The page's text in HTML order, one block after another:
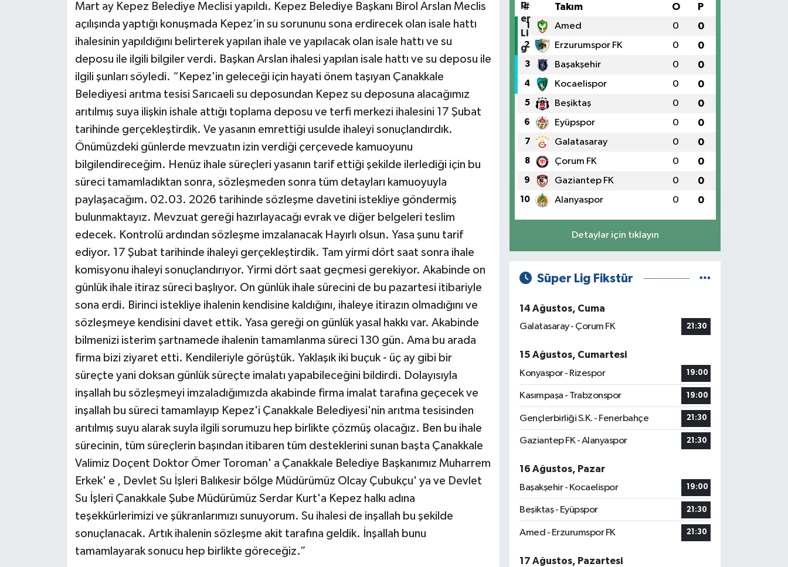
Mart ay Kepez Belediye Meclisi yapıldı. Kepez Belediye Başkanı Birol Arslan Meclis
açılışında yaptığı konuşmada Kepez’in su sorununu sona erdirecek olan isale hattı
ihalesinin yapıldığını belirterek yapılan ihale ve yapılacak olan isale hattı ve su
deposu ile ilgili bilgiler verdi. Başkan Arslan ihalesi yapılan isale hattı ve su deposu ile
ilgili şunları söyledi. “Kepez'in geleceği için hayati önem taşıyan Çanakkale
Belediyesi arıtma tesisi Sarıcaeli su deposundan Kepez su deposuna alacağımız
arıtılmış suya ilişkin ishale attığı toplama deposu ve terfi merkezi ihalesini 17 Şubat
tarihinde gerçekleştirdik. Ve yasanın emrettiği usulde ihaleyi sonuçlandırdık.
Önümüzdeki günlerde mevzuatın izin verdiği çerçevede kamuoyunu
bilgilendireceğim. Henüz ihale süreçleri yasanın tarif ettiği şekilde ilerlediği için bu
süreci tamamladıktan sonra, sözleşmeden sonra tüm detayları kamuoyuyla
paylaşacağım. 02.03. 2026 tarihinde sözleşme davetini istekliye göndermiş
bulunmaktayız. Mevzuat gereği hazırlayacağı evrak ve diğer belgeleri teslim
edecek. Kontrolü ardından sözleşme imzalanacak Hayırlı olsun. Yasa şunu tarif
ediyor. 17 Şubat tarihinde ihaleyi gerçekleştirdik. Tam yirmi dört saat sonra ihale
komisyonu ihaleyi sonuçlandırıyor. Yirmi dört saat geçmesi gerekiyor. Akabinde on
günlük ihale itiraz süreci başlıyor. On günlük ihale sürecini de bu pazartesi itibariyle
sona erdi. Birinci istekliye ihalenin kendisine kaldığını, ihaleye itirazın olmadığını ve
sözleşmeye kendisini davet ettik. Yasa gereği on günlük yasal hakkı var. Akabinde
bilmenizi isterim şartnamede ihalenin tamamlanma süreci 130 gün. Ama bu arada
firma bizi ziyaret etti. Kendileriyle görüştük. Yaklaşık iki buçuk - üç ay gibi bir
süreçte yani doksan günlük süreçte imalatı yapabileceğini bildirdi. Dolayısıyla
inşallah bu sözleşmeyi imzaladığımızda akabinde firma imalat tarafına geçecek ve
inşallah bu süreci tamamlayıp Kepez'i Çanakkale Belediyesi'nin arıtma tesisinden
arıtılmış suyu alarak suyla ilgili sorumuzu hep birlikte çözmüş olacağız. Ben bu ihale
sürecinin, tüm süreçlerin başından itibaren tüm desteklerini sunan başta Çanakkale
Valimiz Doçent Doktor Ömer Toroman' a Çanakkale Belediye Başkanımız Muharrem
Erkek' e , Devlet Su İşleri Balıkesir bölge Müdürümüz Olcay Çubukçu' ya ve Devlet
Su İşleri Çanakkale Şube Müdürümüz Serdar Kurt'a Kepez halkı adına
teşekkürlerimizi ve şükranlarımızı sunuyorum. Su ihalesi de inşallah bu şekilde
sonuçlanacak. Artık ihalenin sözleşme akit tarafına geldik. İnşallah bunu
tamamlayarak sonucu hep birlikte göreceğiz.”
# Takım O P
1 Amed 0 0
2 Erzurumspor FK 0 0
3 Başakşehir 0 0
4 Kocaelispor 0 0
5 Beşiktaş 0 0
6 Eyüpspor 0 0
7 Galatasaray 0 0
8 Çorum FK 0 0
9 Gaziantep FK 0 0
10 Alanyaspor 0 0
Detaylar için tıklayın
Süper Lig Fikstür
14 Ağustos, Cuma
Galatasaray - Çorum FK
21:30
15 Ağustos, Cumartesi
Konyaspor - Rizespor
19:00
Kasımpaşa - Trabzonspor 19:00
Gençlerbirliği S.K. - Fenerbahçe 21:30
Gaziantep FK - Alanyaspor 21:30
16 Ağustos, Pazar
Başakşehir - Kocaelispor
19:00
Beşiktaş - Eyüpspor 21:30
Amed - Erzurumspor FK 21:30
17 Ağustos, Pazartesi